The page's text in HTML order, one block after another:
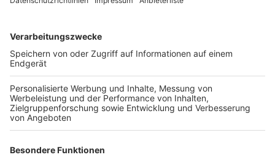
TOP-VEREINE
TOP-PARTNER